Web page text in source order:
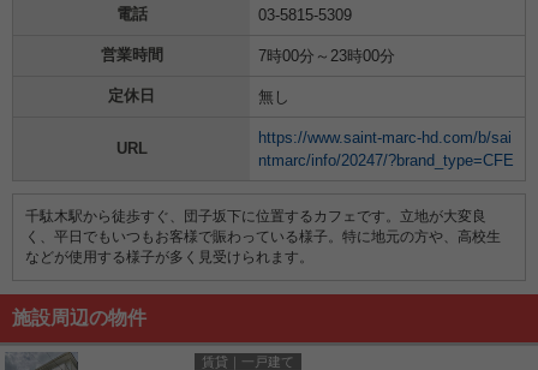
電話 03-5815-5309
営業時間 7時00分～23時00分
定休日 無し
URL
https://www.saint-marc-hd.com/b/sai
ntmarc/info/20247/?brand_type=CFE
千駄木駅から徒歩すぐ、団子坂下に位置するカフェです。立地が大変良
く、平日でもいつもお客様で賑わっている様子。特に地元の方や、高校生
などが使用する様子が多く見受けられます。
施設周辺の物件
賃貸｜一戸建て